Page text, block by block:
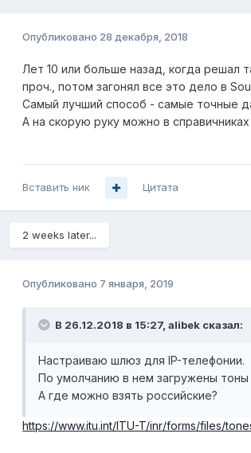
Опубликовано 28 декабря, 2018
Лет 10 или больше назад, когда решал
проч., потом загонял все это дело в
Самый лучший способ - самые точные
А на скорую руку можно в
Вставить ник Цитата
2 weeks later...
Опубликовано 7 января, 2019
В 26.12.2018 в 15:27, alibek сказал:
Настраиваю шлюз для IP-телефонии.
По умолчанию в нем загружены
А где можно взять российские?
https://www.itu.int/ITU-T/inr/forms/files/